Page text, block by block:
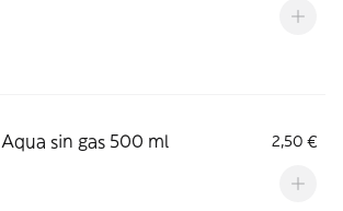
Aqua sin gas 500 ml 2,50 €